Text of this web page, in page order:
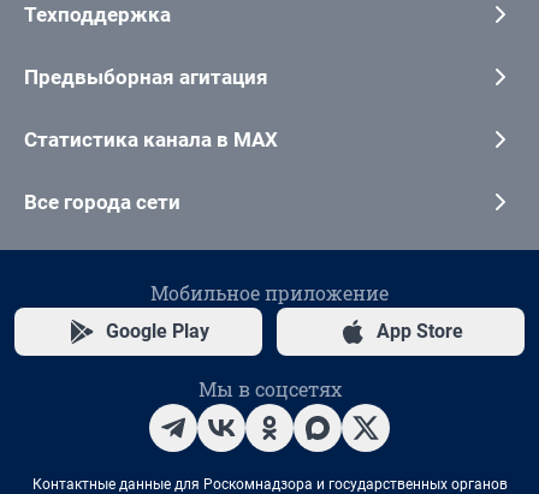
Техподдержка
Предвыборная агитация
Статистика канала в MAX
Все города сети
Мобильное приложение
Google Play App Store
Мы в соцсетях
Контактные данные для Роскомнадзора и государственных органов